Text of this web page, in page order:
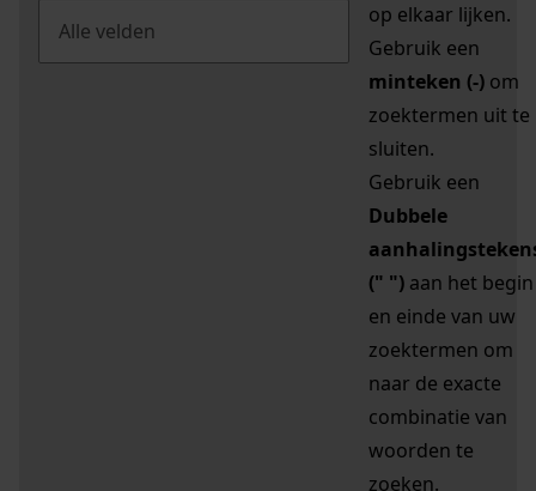
op elkaar lijken.
Gebruik een
minteken (-) om
zoektermen uit te
sluiten.
Gebruik een
Dubbele
(" ") aan het begin
en einde van uw
zoektermen om
naar de exacte
combinatie van
woorden te
zoeken.